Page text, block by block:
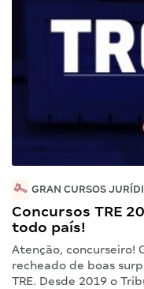
GRAN CURSOS
Concursos TRE
todo país!
Atenção, concurseiro!
recheado de boas
TRE. Desde 2019 o